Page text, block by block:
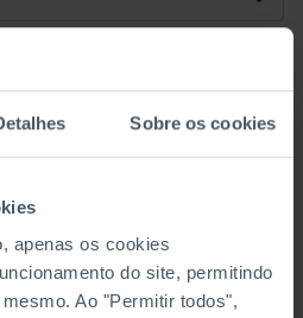
Sobre os cookies
apenas os cookies
do site, permitindo
Ao "Permitir todos",